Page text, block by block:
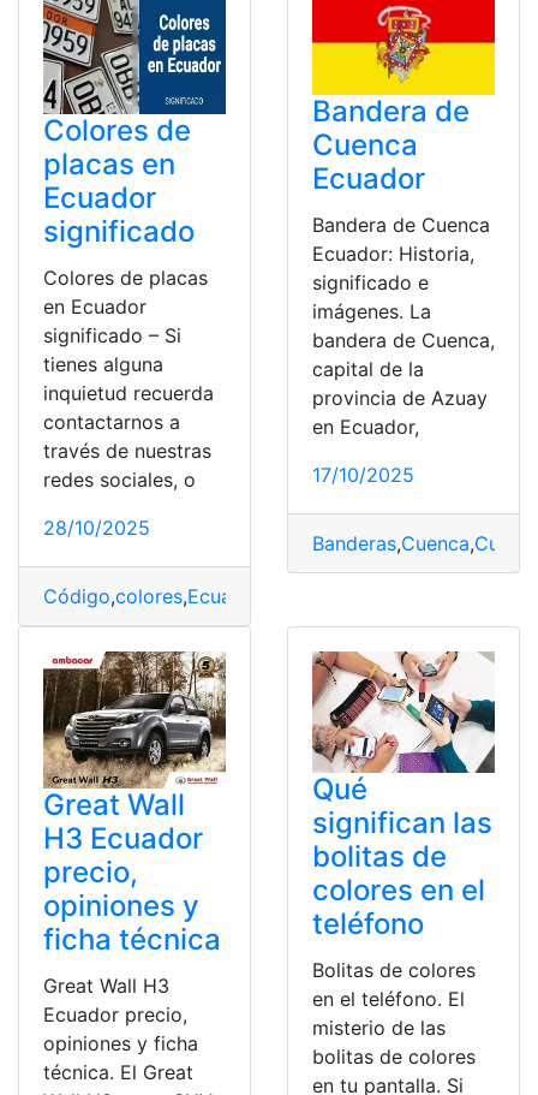
Colores de
placas en
Ecuador
significado
Colores de placas
en Ecuador
significado – Si
tienes alguna
inquietud recuerda
contactarnos a
través de nuestras
redes sociales, o
28/10/2025
Código,colores,Ecuador
Bandera de
Cuenca
Ecuador
Bandera de Cuenca
Ecuador: Historia,
significado e
imágenes. La
bandera de Cuenca,
capital de la
provincia de Azuay
en Ecuador,
17/10/2025
Banderas,Cuenca,
Great Wall
H3 Ecuador
precio,
opiniones y
ficha técnica
Great Wall H3
Ecuador precio,
opiniones y ficha
técnica. El Great
Qué
significan las
bolitas de
colores en el
teléfono
Bolitas de colores
en el teléfono. El
misterio de las
bolitas de colores
en tu pantalla. Si